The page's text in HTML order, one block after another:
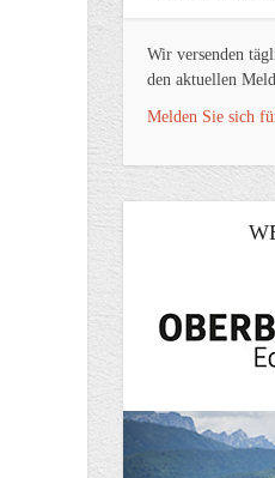
Wir versenden
den aktuellen
Melden Sie sich